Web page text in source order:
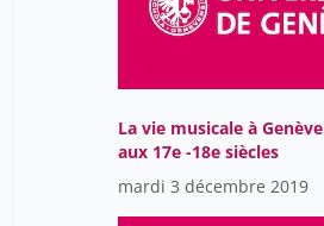
La vie musicale à Genève
aux 17e -18e siècles
mardi 3 décembre 2019